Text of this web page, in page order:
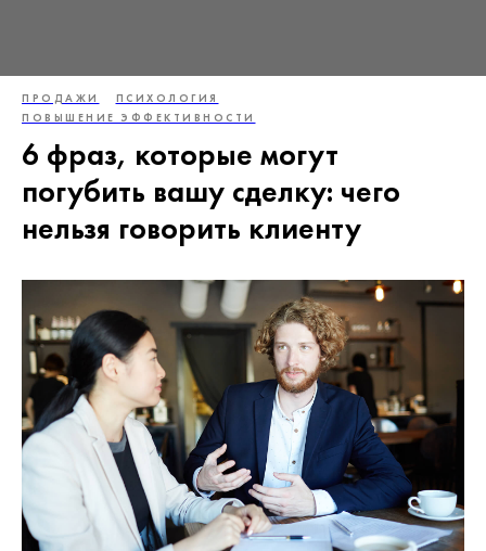
ПРОДАЖИ
ПСИХОЛОГИЯ
ПОВЫШЕНИЕ ЭФФЕКТИВНОСТИ
6 фраз, которые могут
погубить вашу сделку: чего
нельзя говорить клиенту